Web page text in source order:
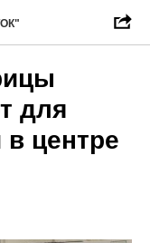
для
в центре